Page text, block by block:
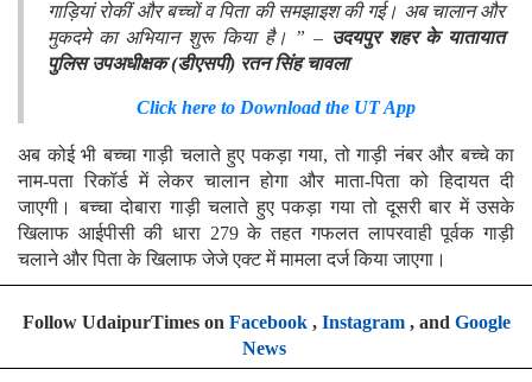
गाड़ियां रोकीं और बच्चों व पिता की समझाइश की गई। अब चालान और
मुकदमे का अभियान शुरू किया है। ” – उदयपुर शहर के यातायात
पुलिस उपअधीक्षक (डीएसपी) रतन सिंह चावला
Click here to Download the UT App
अब कोई भी बच्चा गाड़ी चलाते हुए पकड़ा गया, तो गाड़ी नंबर और बच्चे का
नाम-पता रिकॉर्ड में लेकर चालान होगा और माता-पिता को हिदायत दी
जाएगी। बच्चा दोबारा गाड़ी चलाते हुए पकड़ा गया तो दूसरी बार में उसके
खिलाफ आईपीसी की धारा 279 के तहत गफलत लापरवाही पूर्वक गाड़ी
चलाने और पिता के खिलाफ जेजे एक्ट में मामला दर्ज किया जाएगा।
Follow UdaipurTimes on Facebook, Instagram, and Google
News